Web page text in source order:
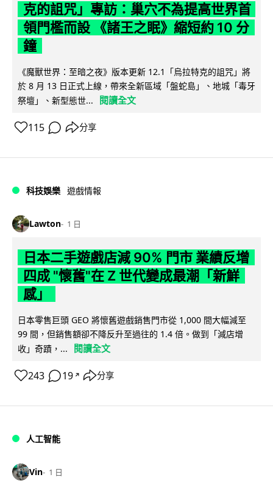
克的詛咒」專訪：巢穴不為提高世界首
領門檻而設 《諸王之眠》縮短約 10 分
鐘
《魔獸世界：至暗之夜》版本更新 12.1「烏拉特克的詛咒」將
於 8 月 13 日正式上線，帶來全新區域「盤蛇島」、地城「毒牙
祭壇」、新型態世...
閱讀全文
115 分享
科技娛樂 遊戲情報
Lawton 1 日
日本二手遊戲店減 90% 門市 業績反增
四成 "懷舊"在 Z 世代變成最潮「新鮮
感」
日本零售巨頭 GEO 將懷舊遊戲銷售門市從 1,000 間大幅減至
99 間，但銷售額卻不降反升至過往的 1.4 倍。做到「減店增
收」奇蹟，...
閱讀全文
243 19 ↗ 分享
人工智能
Vin 1 日